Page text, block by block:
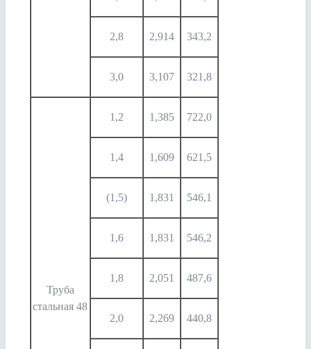
2,8 2,914 343,2
3,0 3,107 321,8
Труба
стальная 48
1,2 1,385 722,0
1,4 1,609 621,5
(1,5) 1,831 546,1
1,6 1,831 546,2
1,8 2,051 487,6
2,0 2,269 440,8